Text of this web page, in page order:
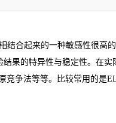
结合起来的一种敏感性很高
果的特异性与稳定性。在
竞争法等等。比较常用的是